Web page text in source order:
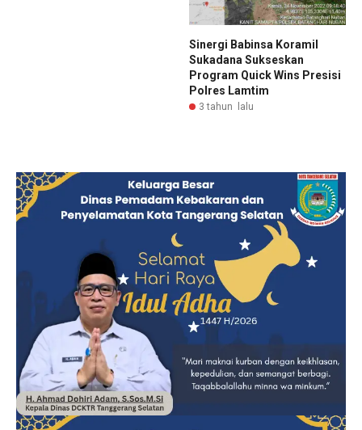
Sinergi Babinsa Koramil
Sukadana Sukseskan
Program Quick Wins Presisi
Polres Lamtim
3 tahun lalu